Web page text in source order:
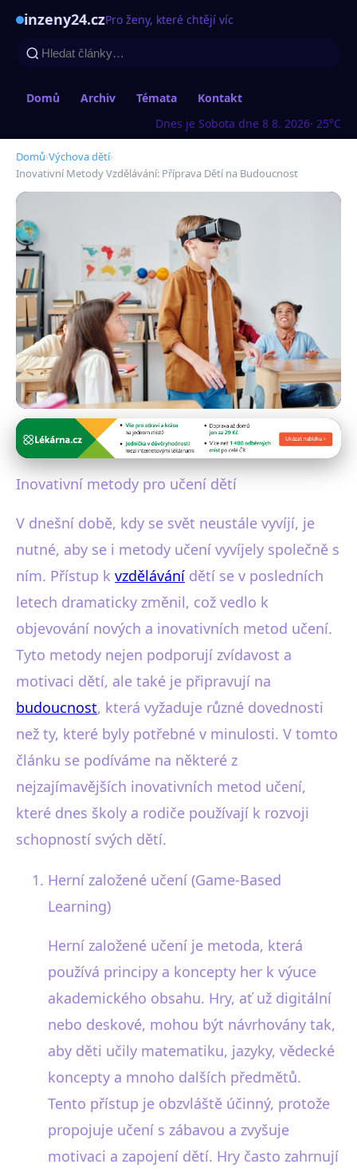
inzeny24.czPro ženy, které chtějí víc
Domů Archiv Témata
Kontakt
Dnes je Sobota dne 8 8. 2026· 25°C
Domů›Výchova dětí›
Inovativní Metody Vzdělávání: Příprava Dětí na Budoucnost
Výchova dětí
Inovativní Metody Vzdělávání:
· 5 min čtení · Autor: Jana Pavlíková
Inovativní metody pro učení dětí
V dnešní době, kdy se svět neustále vyvíjí, je
nutné, aby se i metody učení vyvíjely společně s
ním. Přístup k vzdělávání dětí se v posledních
letech dramaticky změnil, což vedlo k
objevování nových a inovativních metod učení.
Tyto metody nejen podporují zvídavost a
motivaci dětí, ale také je připravují na
budoucnost, která vyžaduje různé dovednosti
než ty, které byly potřebné v minulosti. V tomto
článku se podíváme na některé z
nejzajímavějších inovativních metod učení,
které dnes školy a rodiče používají k rozvoji
schopností svých dětí.
Herní založené učení (Game-Based
Learning)
Herní založené učení je metoda, která
používá principy a koncepty her k výuce
akademického obsahu. Hry, ať už digitální
nebo deskové, mohou být návrhovány tak,
aby děti učily matematiku, jazyky, vědecké
koncepty a mnoho dalších předmětů.
Tento přístup je obzvláště účinný, protože
propojuje učení s zábavou a zvyšuje
motivaci a zapojení dětí. Hry často zahrnují